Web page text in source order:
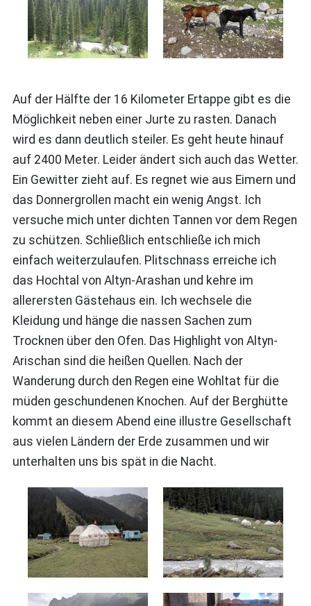
Auf der Hälfte der 16 Kilometer Ertappe gibt es die
Möglichkeit neben einer Jurte zu rasten. Danach
wird es dann deutlich steiler. Es geht heute hinauf
auf 2400 Meter. Leider ändert sich auch das Wetter.
Ein Gewitter zieht auf. Es regnet wie aus Eimern und
das Donnergrollen macht ein wenig Angst. Ich
versuche mich unter dichten Tannen vor dem Regen
zu schützen. Schließlich entschließe ich mich
einfach weiterzulaufen. Plitschnass erreiche ich
das Hochtal von Altyn-Arashan und kehre im
allerersten Gästehaus ein. Ich wechsele die
Kleidung und hänge die nassen Sachen zum
Trocknen über den Ofen. Das Highlight von Altyn-
Arischan sind die heißen Quellen. Nach der
Wanderung durch den Regen eine Wohltat für die
müden geschundenen Knochen. Auf der Berghütte
kommt an diesem Abend eine illustre Gesellschaft
aus vielen Ländern der Erde zusammen und wir
unterhalten uns bis spät in die Nacht.